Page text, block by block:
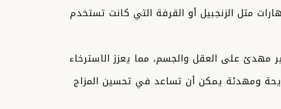
مثل الزنجبيل أو القرفة التي كانت تستخدم
مهدئ على العقل والجسم، مما يعزز الاسترخاء
ومهدئة يمكن أن تساعد في تحسين المزاج